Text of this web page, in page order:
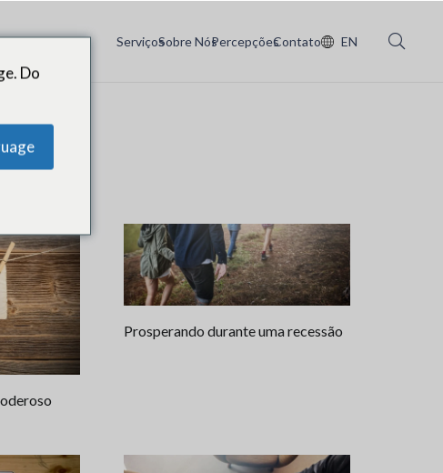
ServiçosSobre NósPercepçõesContato EN
Prosperando durante uma recessão
Do